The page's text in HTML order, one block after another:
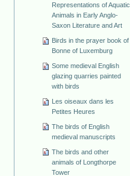
Representations of Aquatic
Animals in Early Anglo-
Saxon Literature and Art
Birds in the prayer book of
Bonne of Luxemburg
Some medieval English
glazing quarries painted
with birds
Les oiseaux dans les
Petites Heures
The birds of English
medieval manuscripts
The birds and other
animals of Longthorpe
Tower